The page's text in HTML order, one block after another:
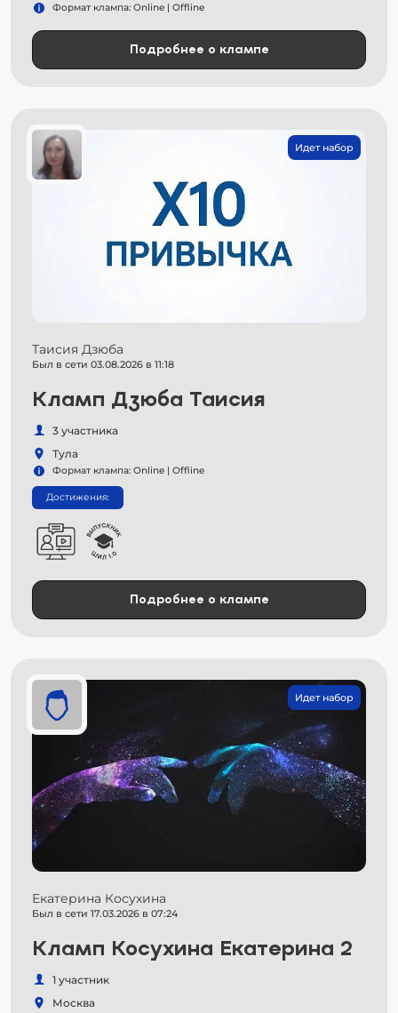
Формат клампа: Online | Offline
Подробнее о клампе
Идет набор
Таисия Дзюба
Был в сети 03.08.2026 в 11:18
Кламп Дзюба Таисия
3 участника
Тула
Формат клампа: Online | Offline
Достижения:
Подробнее о клампе
Идет набор
Екатерина Косухина
Был в сети 17.03.2026 в 07:24
Кламп Косухина Екатерина 2
1 участник
Москва